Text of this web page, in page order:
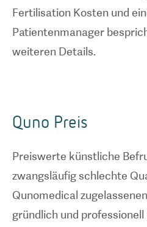
Fertilisation Kosten und
Patientenmanager
weiteren Details.
Quno Preis
Preiswerte künstliche
zwangsläufig schlechte
Qunomedical
gründlich und